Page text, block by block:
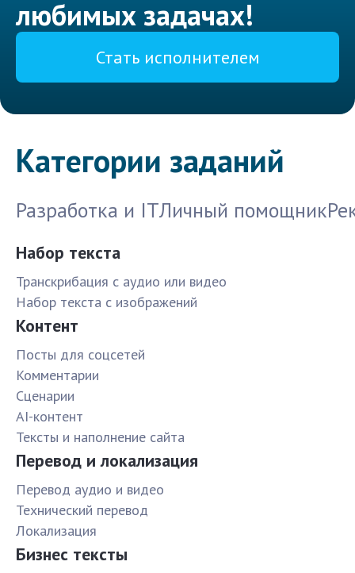
любимых задачах!
Стать исполнителем
Категории заданий
Разработка и ITЛичный помощник
Набор текста
Транскрибация с аудио или видео
Набор текста с изображений
Контент
Посты для соцсетей
Комментарии
Сценарии
AI-контент
Тексты и наполнение сайта
Перевод и локализация
Перевод аудио и видео
Технический перевод
Локализация
Бизнес тексты